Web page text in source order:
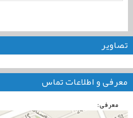
تصاویر
معرفی و اطلاعات تماس
معرفی: